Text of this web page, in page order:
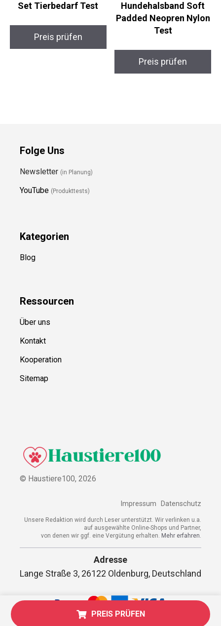
Set Tierbedarf Test
Preis prüfen
Hundehalsband Soft
Padded Neopren Nylon
Test
Preis prüfen
PREIS PRÜFEN
Folge Uns
Newsletter (in Planung)
YouTube (Produkttests)
Kategorien
Blog
Ressourcen
Über uns
Kontakt
Kooperation
Sitemap
© Haustiere100, 2026
Impressum Datenschutz
Unsere Redaktion wird durch Leser unterstützt. Wir verlinken u.a.
auf ausgewählte Online-Shops und Partner,
von denen wir ggf. eine Vergütung erhalten. Mehr erfahren.
Adresse
Lange Straße 3, 26122 Oldenburg, Deutschland